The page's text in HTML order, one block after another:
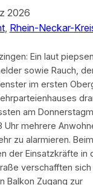
2026
, Rhein-Neckar-
Ein laut
sowie Rauch,
im ersten
am
Uhr mehrere
zu alarmieren. Beim
der Einsatzkräfte in
verschafften
Balkon Zugang zur